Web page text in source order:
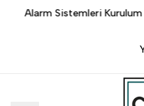
İçeriğeAlarm Sistemleri